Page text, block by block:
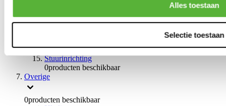
Alles toestaan
Selectie toestaan
Remmen overige
0producten beschikbaar
Stuurinrichting
0producten beschikbaar
Overige
0producten beschikbaar